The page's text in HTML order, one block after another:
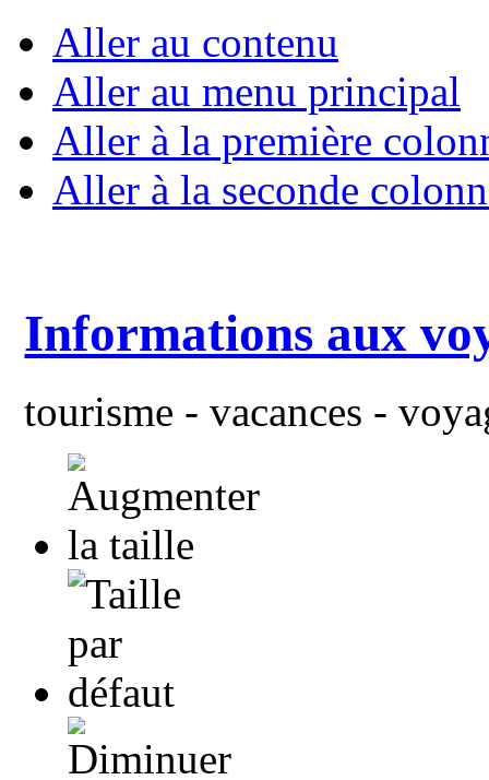
Aller au contenu
Aller au menu principal
Aller à la première
Aller à la seconde
Informations aux
tourisme - vacances -